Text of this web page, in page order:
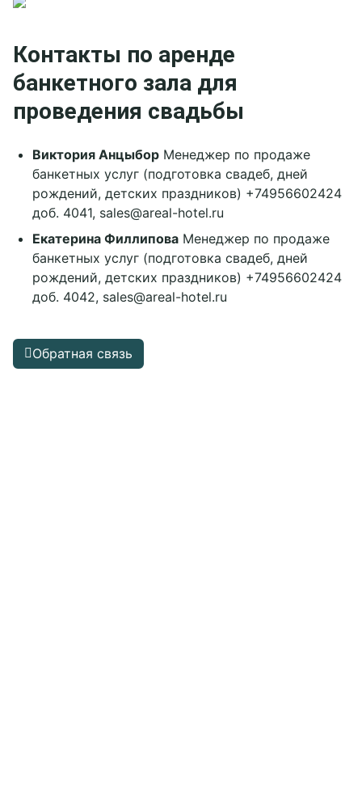
Контакты по аренде
банкетного зала для
проведения свадьбы
Виктория Анцыбор Менеджер по продаже
банкетных услуг (подготовка свадеб, дней
рождений, детских праздников) +74956602424
доб. 4041, sales@areal-hotel.ru
Екатерина Филлипова Менеджер по продаже
банкетных услуг (подготовка свадеб, дней
рождений, детских праздников) +74956602424
доб. 4042, sales@areal-hotel.ru
Обратная связь